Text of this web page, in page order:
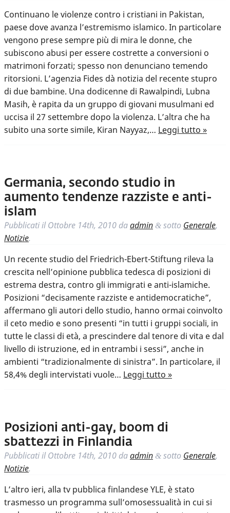
Continuano le violenze contro i cristiani in Pakistan,
paese dove avanza l’estremismo islamico. In particolare
vengono prese sempre più di mira le donne, che
subiscono abusi per essere costrette a conversioni o
matrimoni forzati; spesso non denunciano temendo
ritorsioni. L’agenzia Fides dà notizia del recente stupro
di due bambine. Una dodicenne di Rawalpindi, Lubna
Masih, è rapita da un gruppo di giovani musulmani ed
uccisa il 27 settembre dopo la violenza. L’altra che ha
subito una sorte simile, Kiran Nayyaz,… Leggi tutto »
Germania, secondo studio in
aumento tendenze razziste e anti-
islam
Pubblicati ilOttobre 14th, 2010 daadmin & sotto Generale,
Notizie.
Un recente studio del Friedrich-Ebert-Stiftung rileva la
crescita nell’opinione pubblica tedesca di posizioni di
estrema destra, contro gli immigrati e anti-islamiche.
Posizioni “decisamente razziste e antidemocratiche”,
affermano gli autori dello studio, hanno ormai coinvolto
il ceto medio e sono presenti “in tutti i gruppi sociali, in
tutte le classi di età, a prescindere dal tenore di vita e dal
livello di istruzione, ed in entrambi i sessi”, anche in
ambienti “tradizionalmente di sinistra”. In particolare, il
58,4% degli intervistati vuole… Leggi tutto »
Posizioni anti-gay, boom di
sbattezzi in Finlandia
Pubblicati ilOttobre 14th, 2010 daadmin & sotto Generale,
Notizie.
L’altro ieri, alla tv pubblica finlandese YLE, è stato
trasmesso un programma sull’omosessualità in cui si